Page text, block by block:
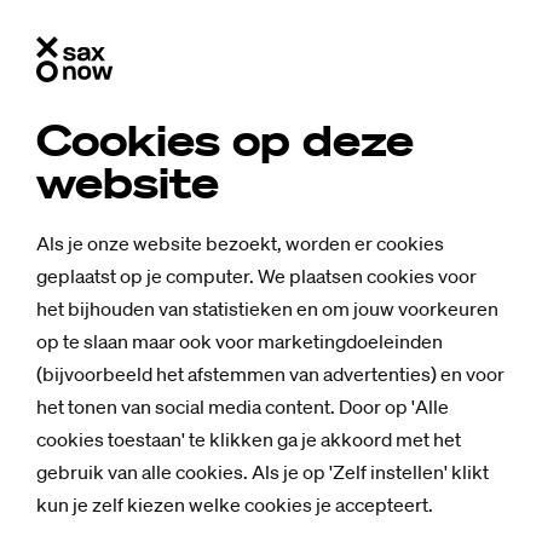
Cookies op deze
website
Als je onze website bezoekt, worden er cookies
geplaatst op je computer. We plaatsen cookies voor
het bijhouden van statistieken en om jouw voorkeuren
op te slaan maar ook voor marketingdoeleinden
(bijvoorbeeld het afstemmen van advertenties) en voor
het tonen van social media content. Door op 'Alle
cookies toestaan' te klikken ga je akkoord met het
gebruik van alle cookies. Als je op 'Zelf instellen' klikt
kun je zelf kiezen welke cookies je accepteert.